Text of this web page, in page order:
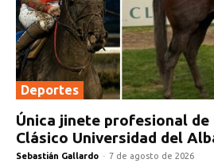
Deportes
Única jinete profesional de
Clásico Universidad del
Sebastián Gallardo - 7 de agosto de 2026